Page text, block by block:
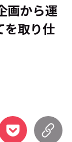
画から運
を取り仕